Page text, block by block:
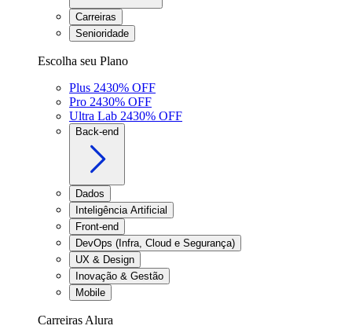
Carreiras
Senioridade
Escolha seu Plano
Plus 2430% OFF
Pro 2430% OFF
Ultra Lab 2430% OFF
Back-end
Dados
Inteligência Artificial
Front-end
DevOps (Infra, Cloud e Segurança)
UX & Design
Inovação & Gestão
Mobile
Carreiras Alura